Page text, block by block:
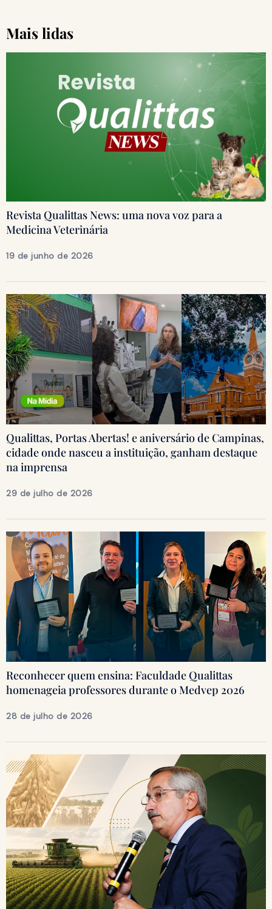
Mais lidas
Revista Qualittas News: uma nova voz para a
Medicina Veterinária
19 de junho de 2026
Qualittas, Portas Abertas! e aniversário de Campinas,
cidade onde nasceu a instituição, ganham destaque
na imprensa
29 de julho de 2026
Reconhecer quem ensina: Faculdade Qualittas
homenageia professores durante o Medvep 2026
28 de julho de 2026